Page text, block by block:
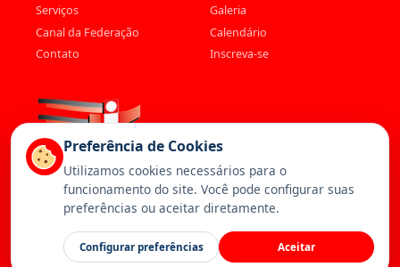
Serviços
Galeria
Canal da Federação
Calendário
Contato
Inscreva-se
© 2026 Federação dos Trabalhadores da Saúde. Todos os direitos
reservados. —Política de Privacidade—Cookies
Preferência de Cookies
Utilizamos cookies necessários para o
funcionamento do site. Você pode configurar suas
preferências ou aceitar diretamente.
Configurar preferências Aceitar